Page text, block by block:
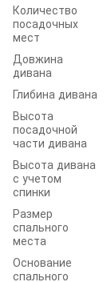
Количество
посадочных
мест
Довжина
дивана
Глибина дивана
Высота
посадочной
части дивана
Высота дивана
с учетом
спинки
Размер
спального
места
Основание
спального